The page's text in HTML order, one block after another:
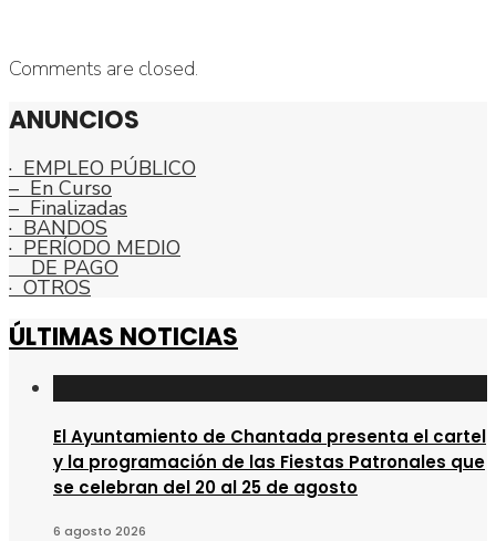
Comments are closed.
ANUNCIOS
· EMPLEO PÚBLICO
– En Curso
– Finalizadas
· BANDOS
· PERÍODO MEDIO
DE PAGO
· OTROS
ÚLTIMAS NOTICIAS
El Ayuntamiento de Chantada presenta el cartel
y la programación de las Fiestas Patronales que
se celebran del 20 al 25 de agosto
6 agosto 2026